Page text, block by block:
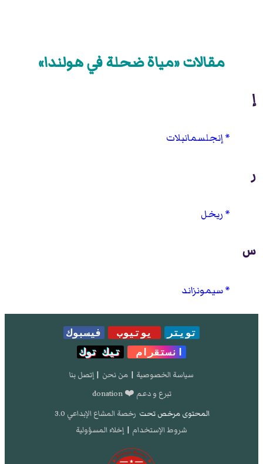
مقالات «مياة ضحلة في هولندا»
إ
إنجلسمانبلات
ر
ريخل
س
سيمونزاند
تويتر يوتيوب
فيسبوك
انستقرام
تيك توك
سياسة الخصوصية | من نحن | إتصل بنا
تبرع و دعم ❤️ donation
المحتوى مرخص تحت رخصة المشاع الإبداعي 3.0
شروط الإستخدام | إخلاء المسؤولية